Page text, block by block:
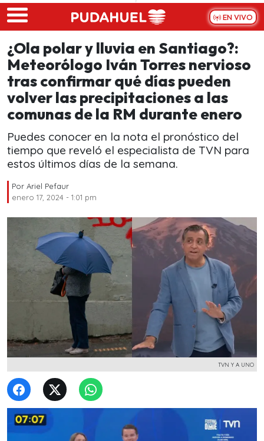
Skip to main content
EN VIVO
¿Ola polar y lluvia en Santiago?:
Meteorólogo Iván Torres nervioso
tras confirmar qué días pueden
volver las precipitaciones a las
comunas de la RM durante enero
Puedes conocer en la nota el pronóstico del
tiempo que reveló el especialista de TVN para
estos últimos días de la semana.
Por Ariel Pefaur
enero 17, 2024 - 1:01 pm
TVN Y A UNO